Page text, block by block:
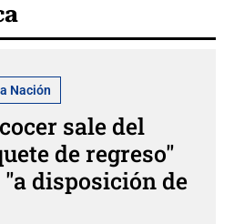
Nación
sale del
de regreso"
disposición de